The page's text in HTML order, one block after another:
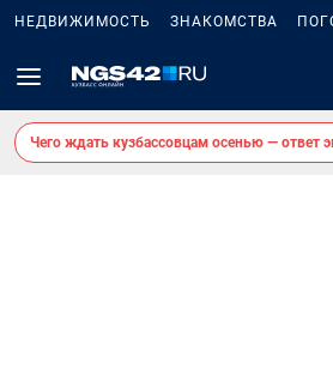
НЕДВИЖИМОСТЬ ЗНАКОМСТВА
Чего ждать кузбассовцам осенью — ответ